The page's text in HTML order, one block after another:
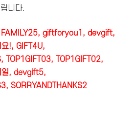
니다.
giftforyou1, devgift,
!, GIFT4U,
TOP1GIFT03, TOP1GIFT02,
일, devgift5,
SORRYANDTHANKS2